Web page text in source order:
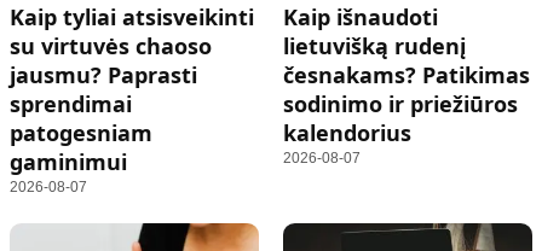
Kaip tyliai atsisveikinti
su virtuvės chaoso
jausmu? Paprasti
sprendimai
patogesniam
gaminimui
2026-08-07
Kaip išnaudoti
lietuvišką rudenį
česnakams? Patikimas
sodinimo ir priežiūros
kalendorius
2026-08-07